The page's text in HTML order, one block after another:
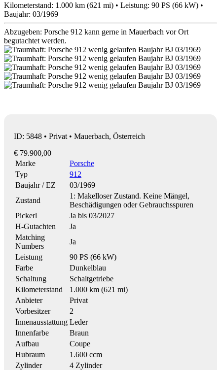
Kilometerstand: 1.000 km (621 mi) • Leistung: 90 PS (66 kW) •
Baujahr: 03/1969
Abzugeben: Porsche 912 kann gerne in Mauerbach vor Ort
begutachtet werden.
ID: 5848 • Privat • Mauerbach, Österreich
€ 79.900,00
Marke
Porsche
Typ
912
Baujahr / EZ
03/1969
Zustand
1: Makelloser Zustand. Keine Mängel,
Beschädigungen oder Gebrauchsspuren
Pickerl
Ja bis 03/2027
H-Gutachten
Ja
Matching
Numbers
Ja
Leistung
90 PS (66 kW)
Farbe
Dunkelblau
Schaltung
Schaltgetriebe
Kilometerstand
1.000 km (621 mi)
Anbieter
Privat
Vorbesitzer
2
Innenausstattung Leder
Innenfarbe
Braun
Aufbau
Coupe
Hubraum
1.600 ccm
Zylinder
4 Zylinder